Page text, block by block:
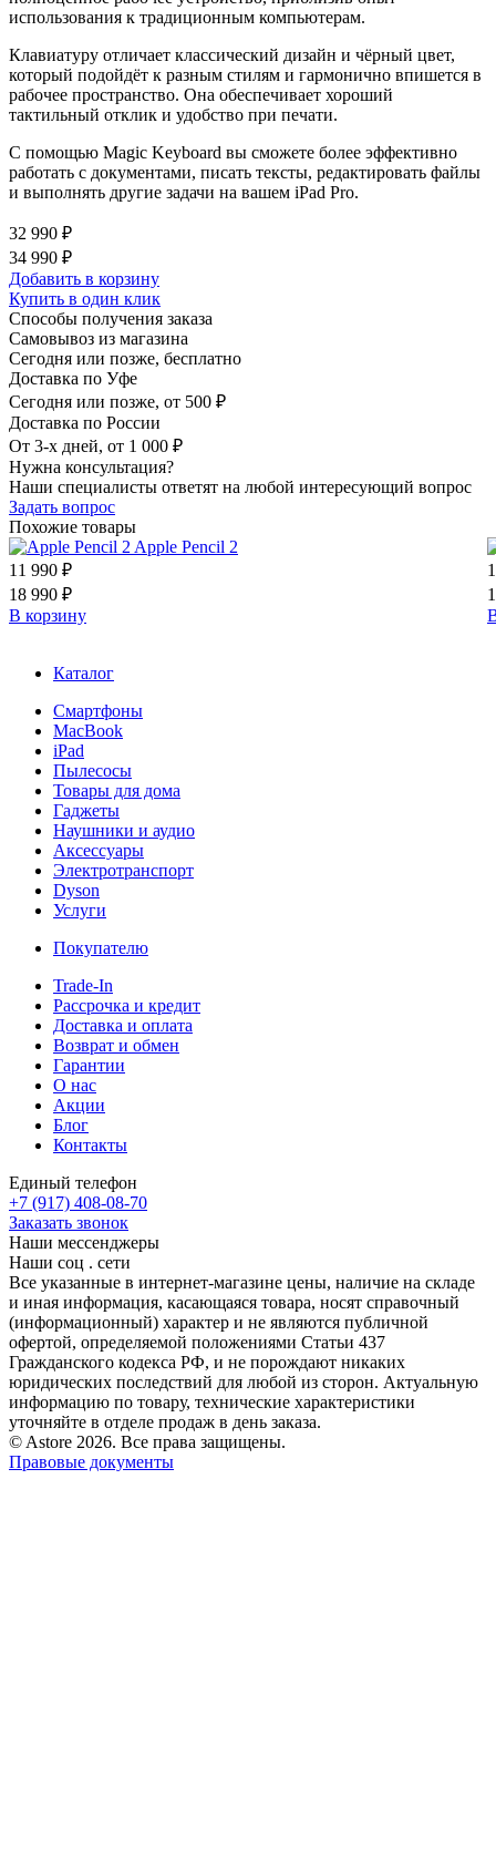
использования к традиционным компьютерам.
Клавиатуру отличает классический дизайн и чёрный цвет,
который подойдёт к разным стилям и гармонично впишется в
рабочее пространство. Она обеспечивает хороший
тактильный отклик и удобство при печати.
С помощью Magic Keyboard вы сможете более эффективно
работать с документами, писать тексты, редактировать файлы
и выполнять другие задачи на вашем iPad Pro.
32 990 ₽
34 990 ₽
Добавить в корзину
Купить в один клик
Способы получения заказа
Самовывоз из магазина
Сегодня или позже, бесплатно
Доставка по Уфе
Сегодня или позже, от 500 ₽
Доставка по России
От 3-х дней, от 1 000 ₽
Нужна консультация?
Наши специалисты ответят на любой интересующий вопрос
Задать вопрос
Похожие товары
Apple Pencil 2
11 990 ₽
18 990 ₽
В корзину
Каталог
Смартфоны
MacBook
iPad
Пылесосы
Товары для дома
Гаджеты
Наушники и аудио
Аксессуары
Электротранспорт
Dyson
Услуги
Покупателю
Trade-In
Рассрочка и кредит
Доставка и оплата
Возврат и обмен
Гарантии
О нас
Акции
Блог
Контакты
Единый телефон
+7 (917) 408-08-70
Заказать звонок
Наши мессенджеры
Наши соц . сети
Все указанные в интернет-магазине цены, наличие на складе
и иная информация, касающаяся товара, носят справочный
(информационный) характер и не являются публичной
офертой, определяемой положениями Статьи 437
Гражданского кодекса РФ, и не порождают никаких
юридических последствий для любой из сторон. Актуальную
информацию по товару, технические характеристики
уточняйте в отделе продаж в день заказа.
© Astore 2026. Все права защищены.
Правовые документы